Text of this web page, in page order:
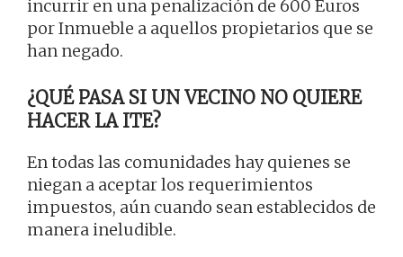
incurrir en una penalización de 600 Euros
por Inmueble a aquellos propietarios que se
han negado.
¿QUÉ PASA SI UN VECINO NO QUIERE
HACER LA ITE?
En todas las comunidades hay quienes se
niegan a aceptar los requerimientos
impuestos, aún cuando sean establecidos de
manera ineludible.